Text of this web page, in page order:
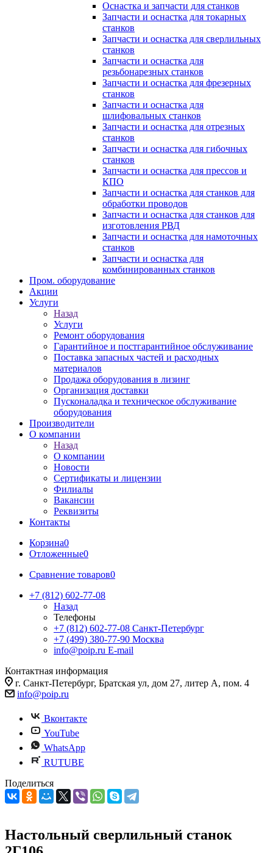
Оснастка и запчасти для станков
Запчасти и оснастка для токарных
станков
Запчасти и оснастка для сверлильных
станков
Запчасти и оснастка для
резьбонарезных станков
Запчасти и оснастка для фрезерных
станков
Запчасти и оснастка для
шлифовальных станков
Запчасти и оснастка для отрезных
станков
Запчасти и оснастка для гибочных
станков
Запчасти и оснастка для прессов и
КПО
Запчасти и оснастка для станков для
обработки проводов
Запчасти и оснастка для станков для
изготовления РВД
Запчасти и оснастка для намоточных
станков
Запчасти и оснастка для
комбинированных станков
Пром. оборудование
Акции
Услуги
Назад
Услуги
Ремонт оборудования
Гарантийное и постгарантийное обслуживание
Поставка запасных частей и расходных
материалов
Продажа оборудования в лизинг
Организация доставки
Пусконаладка и техническое обслуживание
оборудования
Производители
О компании
Назад
О компании
Новости
Сертификаты и лицензии
Филиалы
Вакансии
Реквизиты
Контакты
Корзина0
Отложенные0
Сравнение товаров0
+7 (812) 602-77-08
Назад
Телефоны
+7 (812) 602-77-08 Санкт-Петербург
+7 (499) 380-77-90 Москва
info@poip.ru E-mail
Контактная информация
г. Санкт-Петербург, Братская ул, дом 27, литер А, пом. 4
info@poip.ru
Вконтакте
YouTube
WhatsApp
RUTUBE
Поделиться
Настольный сверлильный станок